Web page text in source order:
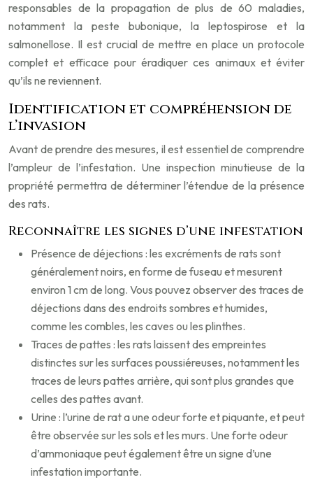
responsables de la propagation de plus de 60 maladies,
notamment la peste bubonique, la leptospirose et la
salmonellose. Il est crucial de mettre en place un protocole
complet et efficace pour éradiquer ces animaux et éviter
qu’ils ne reviennent.
Identification et compréhension de
l’invasion
Avant de prendre des mesures, il est essentiel de comprendre
l’ampleur de l’infestation. Une inspection minutieuse de la
propriété permettra de déterminer l’étendue de la présence
des rats.
Reconnaître les signes d’une infestation
Présence de déjections : les excréments de rats sont
généralement noirs, en forme de fuseau et mesurent
environ 1 cm de long. Vous pouvez observer des traces de
déjections dans des endroits sombres et humides,
comme les combles, les caves ou les plinthes.
Traces de pattes : les rats laissent des empreintes
distinctes sur les surfaces poussiéreuses, notamment les
traces de leurs pattes arrière, qui sont plus grandes que
celles des pattes avant.
Urine : l’urine de rat a une odeur forte et piquante, et peut
être observée sur les sols et les murs. Une forte odeur
d’ammoniaque peut également être un signe d’une
infestation importante.